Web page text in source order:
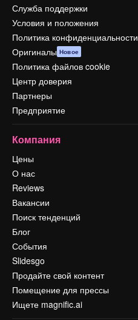
Служба поддержки
Условия и положения
Политика конфиденциальности
Оригиналы Новое
Политика файлов cookie
Центр доверия
Партнеры
Предприятие
Компания
Цены
О нас
Reviews
Вакансии
Поиск тенденций
Блог
События
Slidesgo
Продайте свой контент
Помещение для прессы
Ищете magnific.ai